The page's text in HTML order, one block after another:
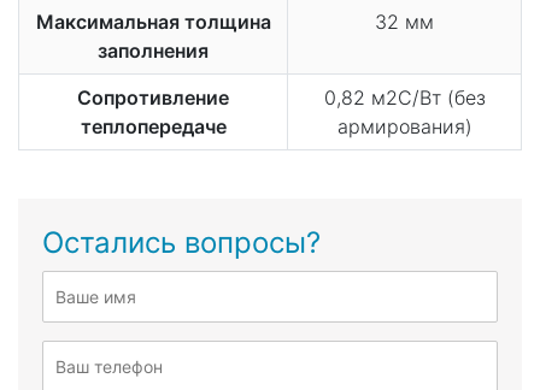
Максимальная толщина
заполнения
32 мм
Сопротивление
теплопередаче
0,82 м2С/Вт (без
армирования)
Остались вопросы?